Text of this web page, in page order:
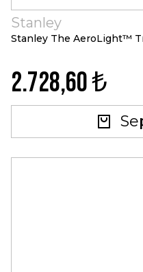
Stanley
Stanley The AeroLight™
2.728,60 ₺